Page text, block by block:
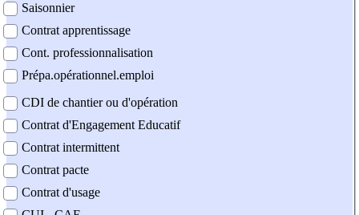
Saisonnier
Contrat apprentissage
Cont. professionnalisation
Prépa.opérationnel.emploi
CDI de chantier ou d'opération
Contrat d'Engagement Educatif
Contrat intermittent
Contrat pacte
Contrat d'usage